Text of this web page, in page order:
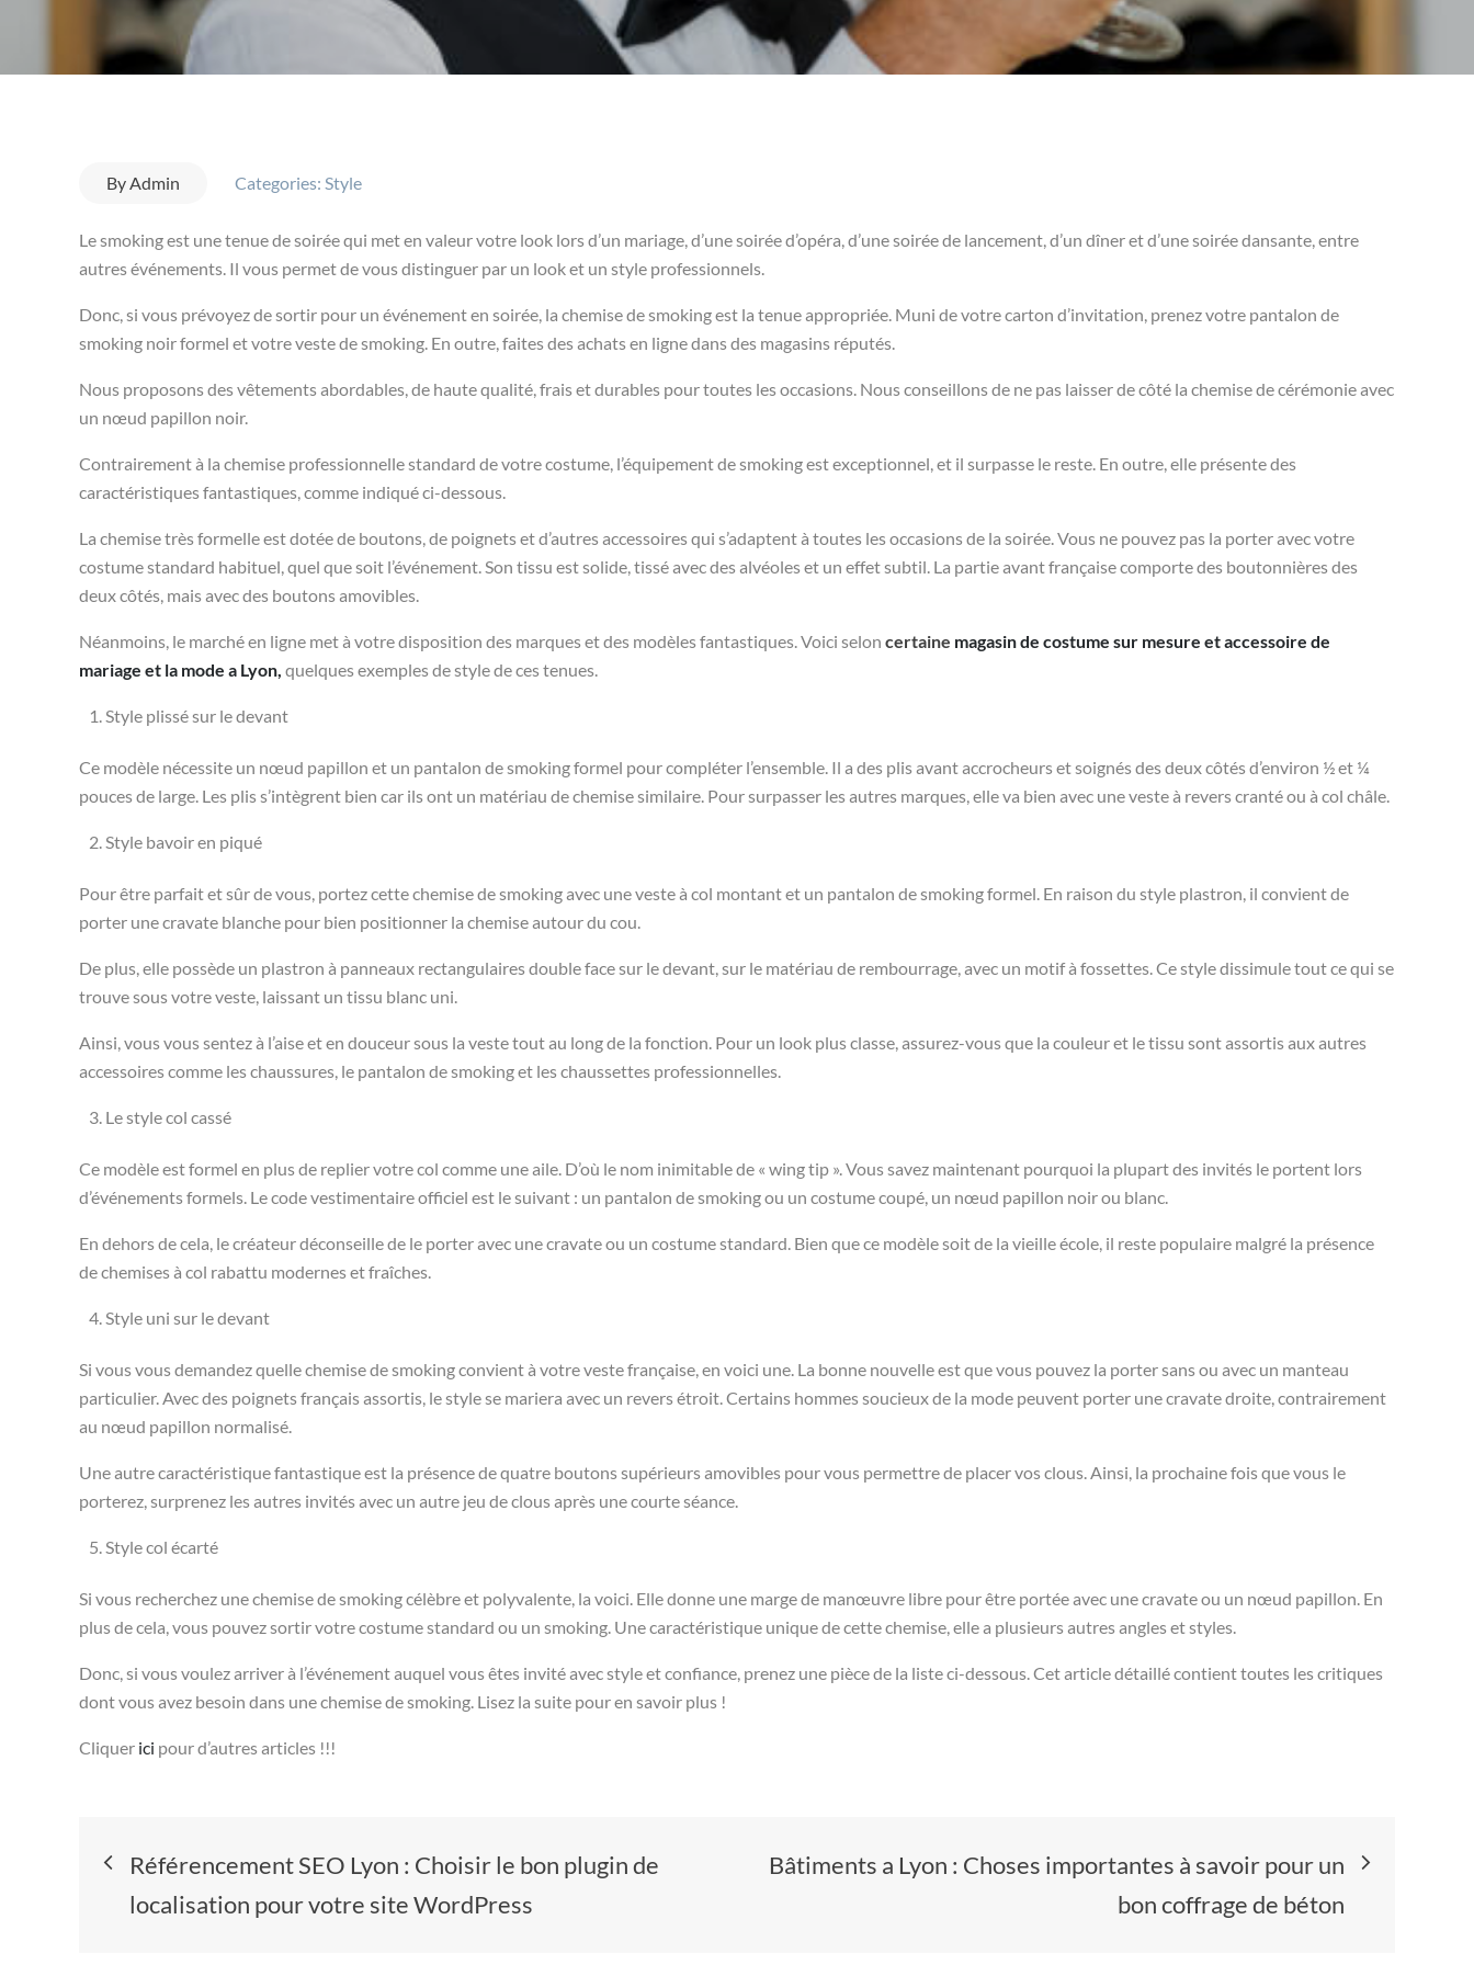
ByAdmin Categories: Style
Le smoking est une tenue de soirée qui met en valeur votre look lors d’un mariage, d’une soirée d’opéra, d’une soirée de lancement, d’un dîner et d’une soirée dansante, entre
autres événements. Il vous permet de vous distinguer par un look et un style professionnels.
Donc, si vous prévoyez de sortir pour un événement en soirée, la chemise de smoking est la tenue appropriée. Muni de votre carton d’invitation, prenez votre pantalon de
smoking noir formel et votre veste de smoking. En outre, faites des achats en ligne dans des magasins réputés.
Nous proposons des vêtements abordables, de haute qualité, frais et durables pour toutes les occasions. Nous conseillons de ne pas laisser de côté la chemise de cérémonie avec
un nœud papillon noir.
Contrairement à la chemise professionnelle standard de votre costume, l’équipement de smoking est exceptionnel, et il surpasse le reste. En outre, elle présente des
caractéristiques fantastiques, comme indiqué ci-dessous.
La chemise très formelle est dotée de boutons, de poignets et d’autres accessoires qui s’adaptent à toutes les occasions de la soirée. Vous ne pouvez pas la porter avec votre
costume standard habituel, quel que soit l’événement. Son tissu est solide, tissé avec des alvéoles et un effet subtil. La partie avant française comporte des boutonnières des
deux côtés, mais avec des boutons amovibles.
Néanmoins, le marché en ligne met à votre disposition des marques et des modèles fantastiques. Voici selon certaine magasin de costume sur mesure et accessoire de
mariage et la mode a Lyon, quelques exemples de style de ces tenues.
Style plissé sur le devant
Ce modèle nécessite un nœud papillon et un pantalon de smoking formel pour compléter l’ensemble. Il a des plis avant accrocheurs et soignés des deux côtés d’environ ½ et ¼
pouces de large. Les plis s’intègrent bien car ils ont un matériau de chemise similaire. Pour surpasser les autres marques, elle va bien avec une veste à revers cranté ou à col châle.
Style bavoir en piqué
Pour être parfait et sûr de vous, portez cette chemise de smoking avec une veste à col montant et un pantalon de smoking formel. En raison du style plastron, il convient de
porter une cravate blanche pour bien positionner la chemise autour du cou.
De plus, elle possède un plastron à panneaux rectangulaires double face sur le devant, sur le matériau de rembourrage, avec un motif à fossettes. Ce style dissimule tout ce qui se
trouve sous votre veste, laissant un tissu blanc uni.
Ainsi, vous vous sentez à l’aise et en douceur sous la veste tout au long de la fonction. Pour un look plus classe, assurez-vous que la couleur et le tissu sont assortis aux autres
accessoires comme les chaussures, le pantalon de smoking et les chaussettes professionnelles.
Le style col cassé
Ce modèle est formel en plus de replier votre col comme une aile. D’où le nom inimitable de « wing tip ». Vous savez maintenant pourquoi la plupart des invités le portent lors
d’événements formels. Le code vestimentaire officiel est le suivant : un pantalon de smoking ou un costume coupé, un nœud papillon noir ou blanc.
En dehors de cela, le créateur déconseille de le porter avec une cravate ou un costume standard. Bien que ce modèle soit de la vieille école, il reste populaire malgré la présence
de chemises à col rabattu modernes et fraîches.
Style uni sur le devant
Si vous vous demandez quelle chemise de smoking convient à votre veste française, en voici une. La bonne nouvelle est que vous pouvez la porter sans ou avec un manteau
particulier. Avec des poignets français assortis, le style se mariera avec un revers étroit. Certains hommes soucieux de la mode peuvent porter une cravate droite, contrairement
au nœud papillon normalisé.
Une autre caractéristique fantastique est la présence de quatre boutons supérieurs amovibles pour vous permettre de placer vos clous. Ainsi, la prochaine fois que vous le
porterez, surprenez les autres invités avec un autre jeu de clous après une courte séance.
Style col écarté
Si vous recherchez une chemise de smoking célèbre et polyvalente, la voici. Elle donne une marge de manœuvre libre pour être portée avec une cravate ou un nœud papillon. En
plus de cela, vous pouvez sortir votre costume standard ou un smoking. Une caractéristique unique de cette chemise, elle a plusieurs autres angles et styles.
Donc, si vous voulez arriver à l’événement auquel vous êtes invité avec style et confiance, prenez une pièce de la liste ci-dessous. Cet article détaillé contient toutes les critiques
dont vous avez besoin dans une chemise de smoking. Lisez la suite pour en savoir plus !
Cliquer ici pour d’autres articles !!!
Navigation
de
Référencement SEO Lyon : Choisir le bon plugin de
localisation pour votre site WordPress
Bâtiments a Lyon : Choses importantes à savoir pour un
bon coffrage de béton